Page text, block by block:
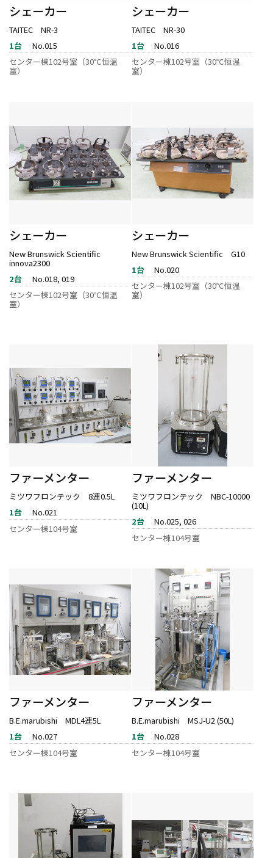
シェーカー
TAITEC NR-3
1台
No.015
センター棟102号室（30℃恒温
室）
シェーカー
TAITEC NR-30
1台
No.016
センター棟102号室（30℃恒温
室）
シェーカー
New Brunswick Scientific
innova2300
2台
No.018, 019
センター棟102号室（30℃恒温
室）
シェーカー
New Brunswick Scientific G10
1台
No.020
センター棟102号室（30℃恒温
室）
ファーメンター
ミツワフロンテック 8連0.5L
1台
No.021
センター棟104号室
ファーメンター
ミツワフロンテック NBC-10000
(10L)
2台
No.025, 026
センター棟104号室
ファーメンター
B.E.marubishi MDL4連5L
1台
No.027
センター棟104号室
ファーメンター
B.E.marubishi MSJ-U2 (50L)
1台
No.028
センター棟104号室